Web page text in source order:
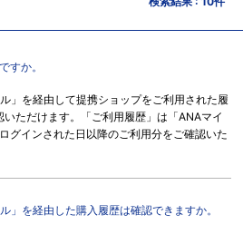
すか。
」を経由して提携ショップをご利用された履
いただけます。「ご利用履歴」は「ANAマイ
グインされた日以降のご利用分をご確認いた
」を経由した購入履歴は確認できますか。